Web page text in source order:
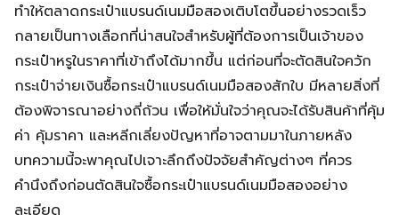
ทำให้ตลาดกระเป๋าแบรนด์เนมมือสองเติบโตขึ้นอย่างรวดเร็ว
กลายเป็นทางเลือกที่น่าสนใจสำหรับผู้ที่ต้องการเป็นเจ้าของ
กระเป๋าหรูในราคาที่เข้าถึงได้มากขึ้น แต่ก่อนที่จะตัดสินใจควัก
กระเป๋าจ่ายเงินซื้อกระเป๋าแบรนด์เนมมือสองสักใบ มีหลายสิ่งที่
ต้องพิจารณาอย่างถี่ถ้วน เพื่อให้มั่นใจว่าคุณจะได้รับสินค้าที่คุ้ม
ค่า คุ้มราคา และหลีกเลี่ยงปัญหาที่อาจตามมาในภายหลัง
บทความนี้จะพาคุณไปเจาะลึกถึงปัจจัยสำคัญต่างๆ ที่ควร
คำนึงถึงก่อนตัดสินใจซื้อกระเป๋าแบรนด์เนมมือสองอย่าง
ละเอียด